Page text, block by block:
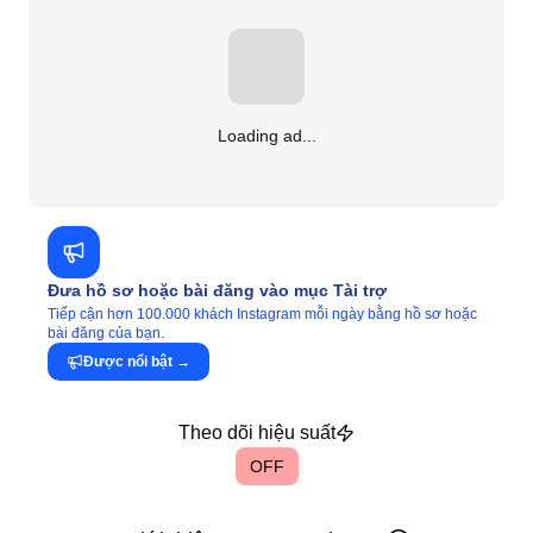
Loading ad...
Đưa hồ sơ hoặc bài đăng vào mục Tài trợ
Tiếp cận hơn 100.000 khách Instagram mỗi ngày bằng hồ sơ hoặc
bài đăng của bạn.
Được nổi bật →
Theo dõi hiệu suất
OFF